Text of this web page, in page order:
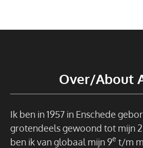
Over/About
Ik ben in 1957 in Enschede
grotendeels gewoond tot mijn
ben ik van globaal mijn 9e t/m